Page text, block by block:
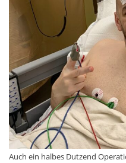
Auch ein halbes Dutzend